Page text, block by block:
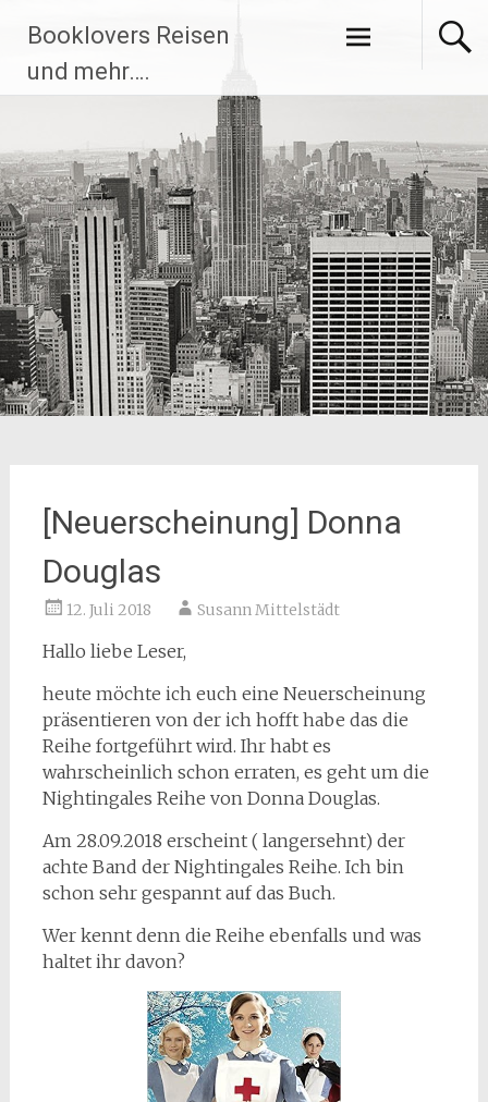
Inhalt
springen
Booklovers Reisen
und mehr….
[Neuerscheinung] Donna
Douglas
12. Juli 2018 Susann Mittelstädt
Hallo liebe Leser,
heute möchte ich euch eine Neuerscheinung
präsentieren von der ich hofft habe das die
Reihe fortgeführt wird. Ihr habt es
wahrscheinlich schon erraten, es geht um die
Nightingales Reihe von Donna Douglas.
Am 28.09.2018 erscheint ( langersehnt) der
achte Band der Nightingales Reihe. Ich bin
schon sehr gespannt auf das Buch.
Wer kennt denn die Reihe ebenfalls und was
haltet ihr davon?